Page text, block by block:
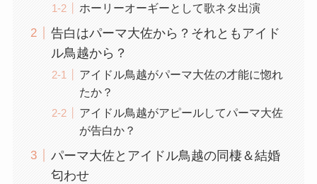
ホーリーオーギーとして歌ネタ出演
告白はパーマ大佐から？それともアイド
ル鳥越から？
アイドル鳥越がパーマ大佐の才能に惚れ
たか？
アイドル鳥越がアピールしてパーマ大佐
が告白か？
パーマ大佐とアイドル鳥越の同棲＆結婚
匂わせ